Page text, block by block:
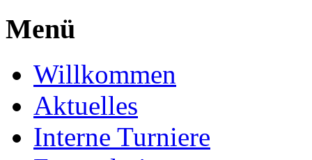
Menü
Willkommen
Aktuelles
Interne Turniere